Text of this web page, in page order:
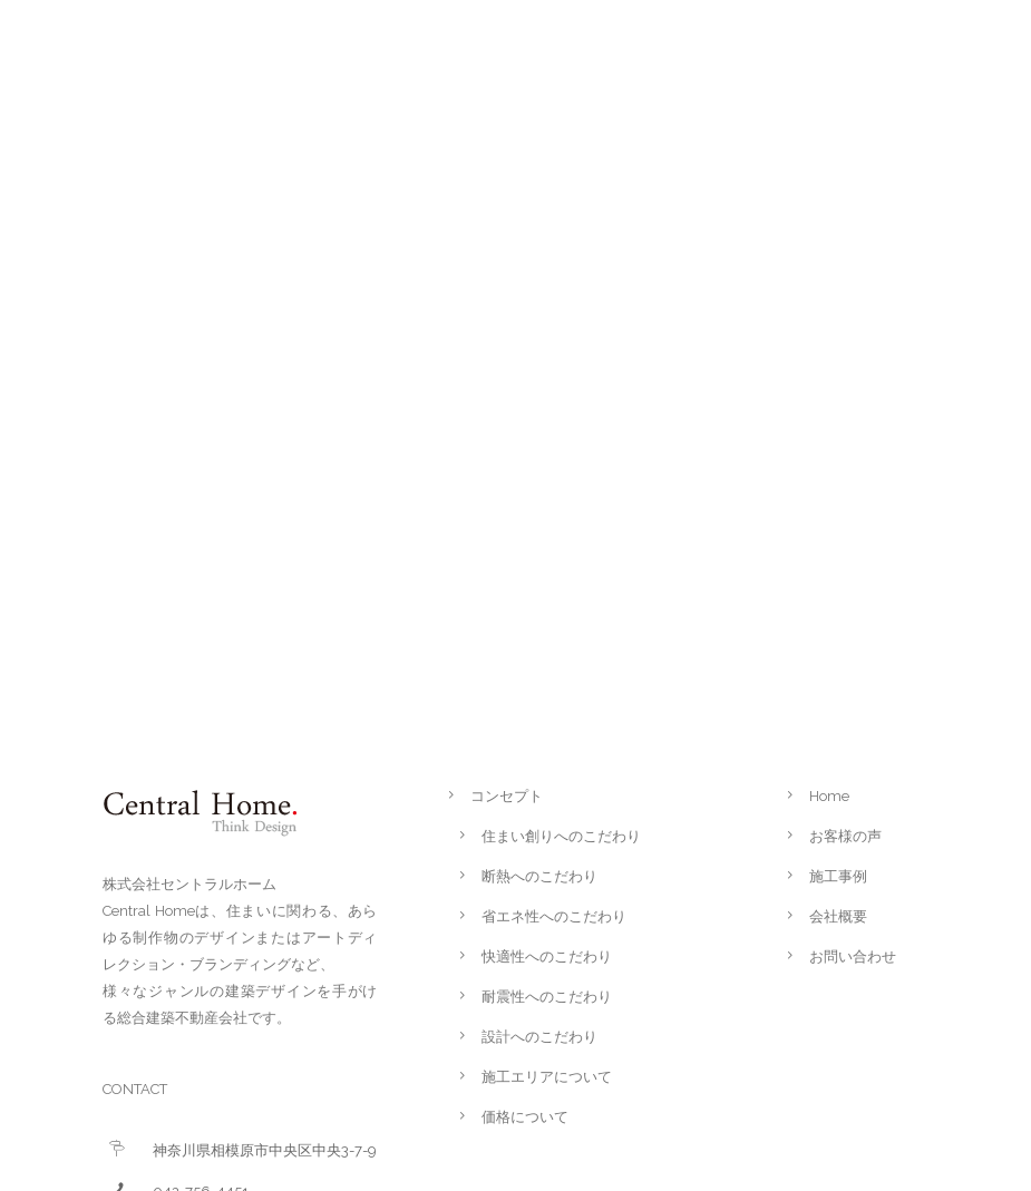
株式会社セントラルホーム
Central Homeは、住まいに関わる、あら
ゆる制作物のデザインまたはアートディ
レクション・ブランディングなど、
様々なジャンルの建築デザインを手がけ
る総合建築不動産会社です。
CONTACT
神奈川県相模原市中央区中央3-7-9
コンセプト
住まい創りへのこだわり
断熱へのこだわり
省エネ性へのこだわり
快適性へのこだわり
耐震性へのこだわり
設計へのこだわり
施工エリアについて
価格について
Home
お客様の声
施工事例
会社概要
お問い合わせ